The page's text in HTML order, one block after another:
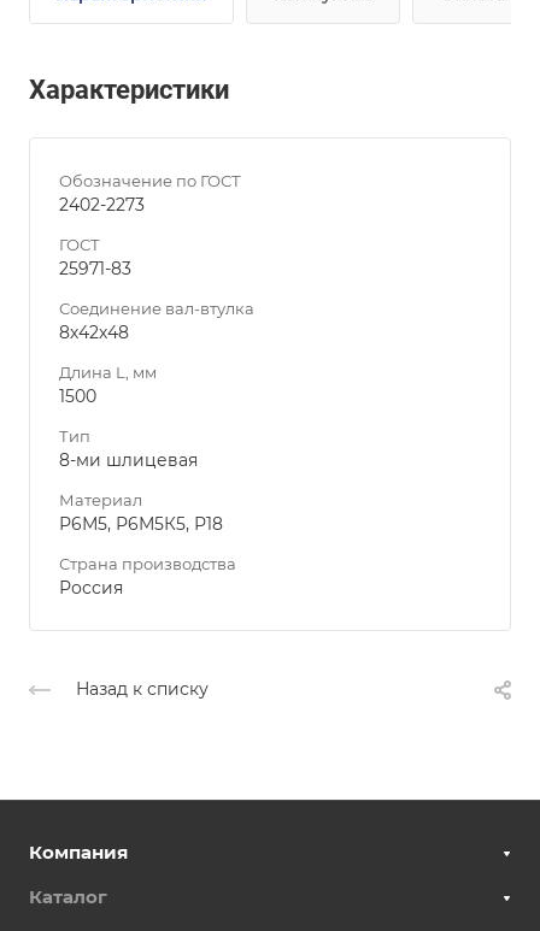
Характеристики
Обозначение по ГОСТ
2402-2273
ГОСТ
25971-83
Соединение вал-втулка
8х42х48
Длина L, мм
1500
Тип
8-ми шлицевая
Материал
Р6М5, Р6М5К5, Р18
Страна производства
Россия
Назад к списку
Компания
Каталог